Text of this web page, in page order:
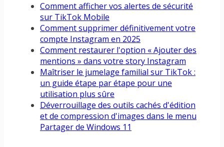
Comment afficher vos alertes de sécurité
sur TikTok Mobile
Comment supprimer définitivement votre
compte Instagram en 2025
Comment restaurer l'option « Ajouter des
mentions » dans votre story Instagram
Maîtriser le jumelage familial sur TikTok :
un guide étape par étape pour une
utilisation plus sûre
Déverrouillage des outils cachés d'édition
et de compression d'images dans le menu
Partager de Windows 11